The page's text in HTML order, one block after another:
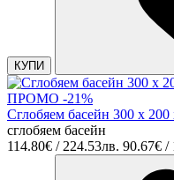
КУПИ
ПРОМО -21%
Сглобяем басейн 300 х
сглобяем басейн
114.80€ / 224.53лв. 90.67€ /